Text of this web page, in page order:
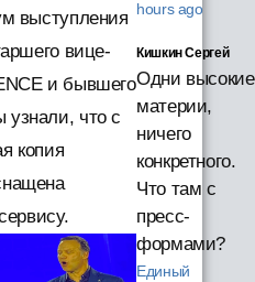
выступления
вице-
и бывшего
что с
копия
hours ago
Кишкин Сергей
Одни высокие
материи,
ничего
конкретного.
Что там с
пресс-
формами?
Единый